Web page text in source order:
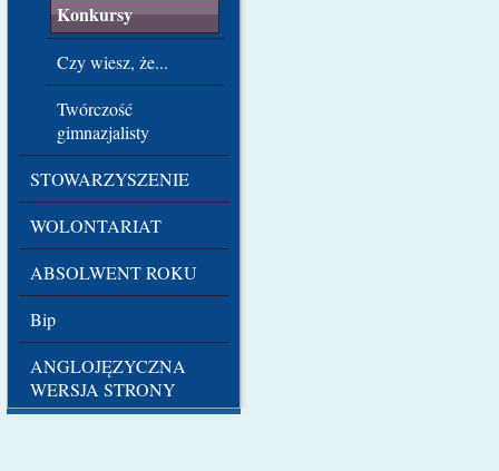
Konkursy
Czy wiesz, że...
Twórczość
gimnazjalisty
STOWARZYSZENIE
WOLONTARIAT
ABSOLWENT ROKU
Bip
ANGLOJĘZYCZNA
WERSJA STRONY